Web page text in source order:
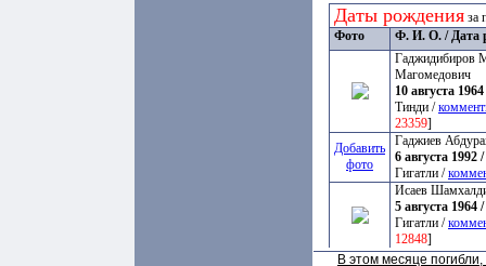
Даты рождения за
Фото
Ф. И. О. / Дата
Гаджидибиров
Магомедович
10 августа
Тинди /
23359]
Добавить
фото
Гаджиев
6 августа 1992
Гигатли /
Исаев
5 августа 1964
Гигатли /
12848]
В этом месяце